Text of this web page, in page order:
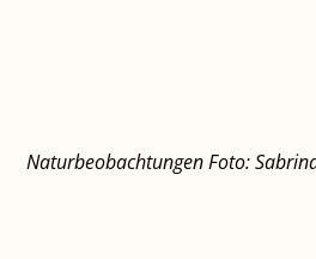
Naturbeobachtungen Foto: